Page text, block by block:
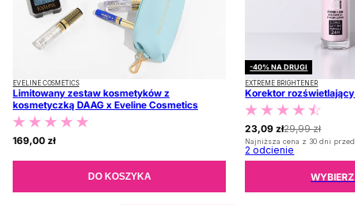
EVELINE COSMETICS
Limitowany zestaw kosmetyków z
kosmetyczką DAAG x Eveline Cosmetics
169,00 zł
DO KOSZYKA
-40% NA DRUGI
EXTREME BRIGHTENER
Korektor
29,99 zł
23,09 zł
Najniższa cena z 30 dni
2 odcienie